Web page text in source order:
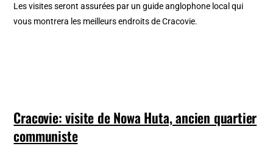
Les visites seront assurées par un guide anglophone local qui
vous montrera les meilleurs endroits de Cracovie.
Cracovie: visite de Nowa Huta, ancien quartier
communiste